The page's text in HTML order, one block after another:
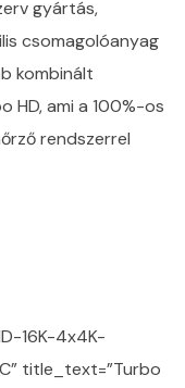
gyártás,
csomagolóanyag
kombinált
HD, ami a 100%-os
rendszerrel
16K-4x4K-
title_text=”Turbo